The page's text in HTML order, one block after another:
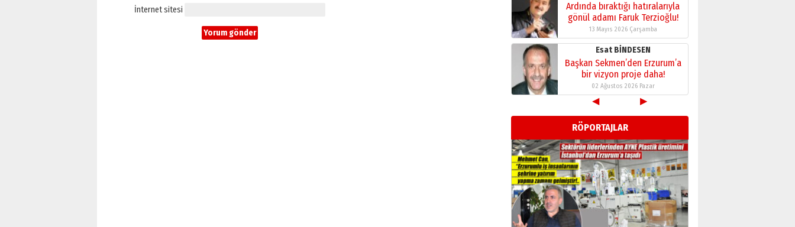
İnternet sitesi
Ardında bıraktığı hatıralarıyla
gönül adamı Faruk Terzioğlu!
13 Mayıs 2026 Çarşamba
Esat BİNDESEN
Başkan Sekmen’den Erzurum’a
bir vizyon proje daha!
02 Ağustos 2026 Pazar
Kadir SABUNCUOĞLU
Erzurumspor’un köşe taşları
29 Haziran 2026 Pazartesi
Kenan GÜLERCİ
Murat Şahsuvaroğlu ERKON’da
çıtayı yukarı taşırken,
yönetimdekiler aşağı
çekmemeli!
17 Şubat 2026 SalıOrhan BOZKURT
◀ ▶
RÖPORTAJLAR